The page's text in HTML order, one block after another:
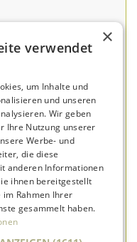
×
verwendet
um Inhalte und
und unseren
Wir geben
Ihre Nutzung unserer
Werbe- und
die diese
anderen Informationen
ihnen bereitgestellt
im Rahmen Ihrer
gesammelt haben.